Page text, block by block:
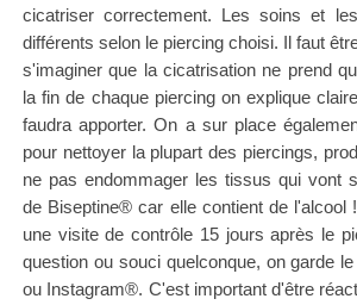
cicatriser correctement. Les soins et
différents selon le piercing choisi. Il faut
s'imaginer que la cicatrisation ne prend
la fin de chaque piercing on explique
faudra apporter.On a sur place
pour nettoyer la plupart des piercings,
ne pas endommager les tissus qui vont
de Biseptine® car elle contient de l'alcool
une visite de contrôle 15 jours après le
question ou souci quelconque, on garde
ou Instagram®. C'est important d'être